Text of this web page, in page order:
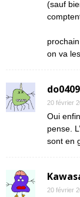
(sauf
on va
20 février
Oui
pense.
sont en
20 février